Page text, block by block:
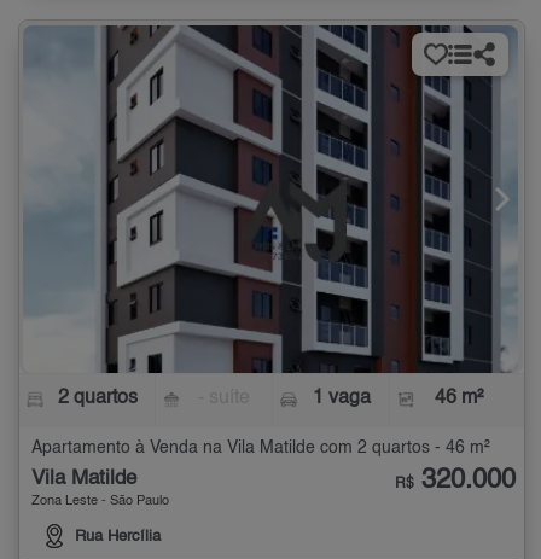
2 quartos 1 vaga 46 m²
Apartamento à Venda na Vila Matilde com 2 quartos - 46 m²
Vila Matilde
Zona Leste - São Paulo
Rua Hercília
R$ 320.000